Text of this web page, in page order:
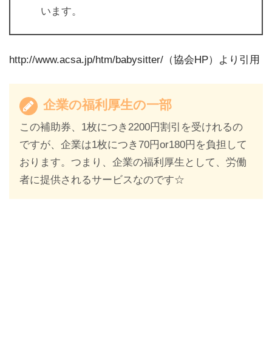
います。
http://www.acsa.jp/htm/babysitter/（協会HP）より引用
企業の福利厚生の一部
この補助券、1枚につき2200円割引を受けれるの
ですが、企業は1枚につき70円or180円を負担して
おります。つまり、企業の福利厚生として、労働
者に提供されるサービスなのです☆